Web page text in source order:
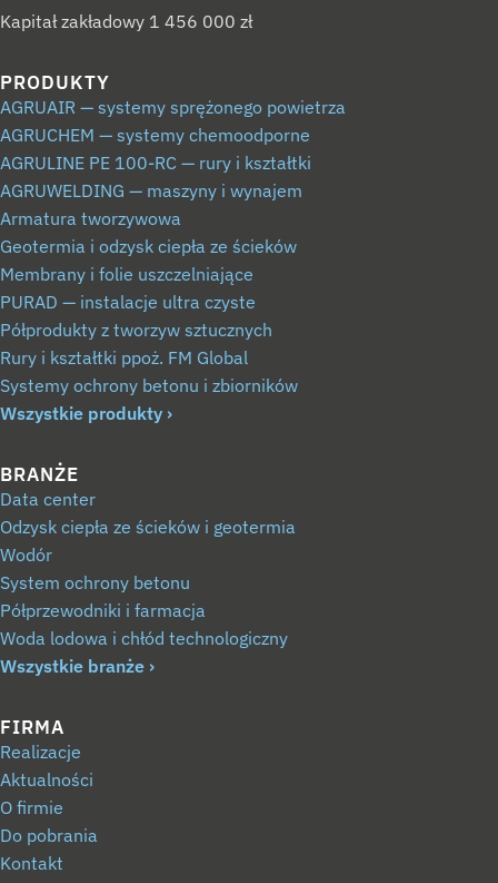
Kapitał zakładowy 1 456 000 zł
PRODUKTY
AGRUAIR — systemy sprężonego powietrza
AGRUCHEM — systemy chemoodporne
AGRULINE PE 100-RC — rury i kształtki
AGRUWELDING — maszyny i wynajem
Armatura tworzywowa
Geotermia i odzysk ciepła ze ścieków
Membrany i folie uszczelniające
PURAD — instalacje ultra czyste
Półprodukty z tworzyw sztucznych
Rury i kształtki ppoż. FM Global
Systemy ochrony betonu i zbiorników
Wszystkie produkty
BRANŻE
Data center
Odzysk ciepła ze ścieków i geotermia
Wodór
System ochrony betonu
Półprzewodniki i farmacja
Woda lodowa i chłód technologiczny
Wszystkie branże
FIRMA
Realizacje
Aktualności
O firmie
Do pobrania
Kontakt